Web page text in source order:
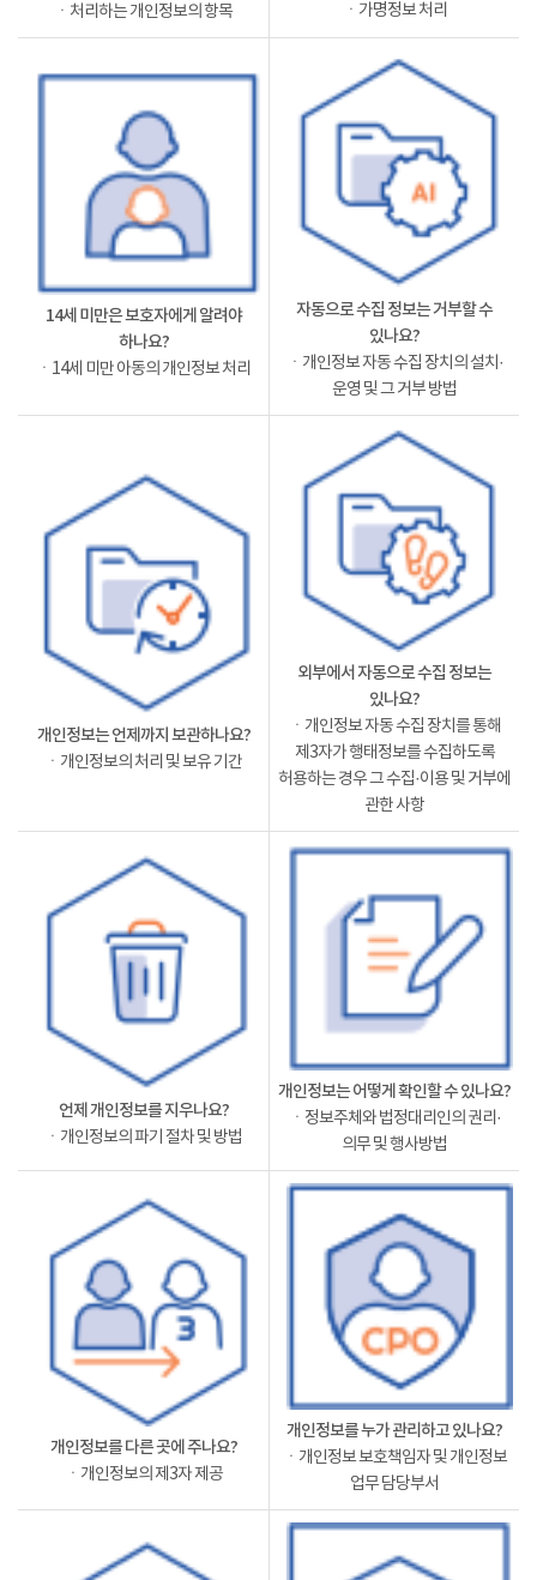
ㆍ처리하는 개인정보의 항목 ㆍ가명정보 처리
14세 미만은 보호자에게 알려야
하나요?
ㆍ14세 미만 아동의 개인정보 처리
자동으로 수집 정보는 거부할 수
있나요?
ㆍ개인정보 자동 수집 장치의 설치·
운영 및 그 거부 방법
개인정보는 언제까지 보관하나요?
ㆍ개인정보의 처리 및 보유 기간
외부에서 자동으로 수집 정보는
있나요?
ㆍ개인정보 자동 수집 장치를 통해
제3자가 행태정보를 수집하도록
허용하는 경우 그 수집·이용 및 거부에
관한 사항
언제 개인정보를 지우나요?
ㆍ개인정보의 파기 절차 및 방법
개인정보는 어떻게 확인할 수 있나요?
ㆍ정보주체와 법정대리인의 권리·
의무 및 행사방법
개인정보를 다른 곳에 주나요?
ㆍ개인정보의 제3자 제공
개인정보를 누가 관리하고 있나요?
ㆍ개인정보 보호책임자 및 개인정보
업무 담당부서